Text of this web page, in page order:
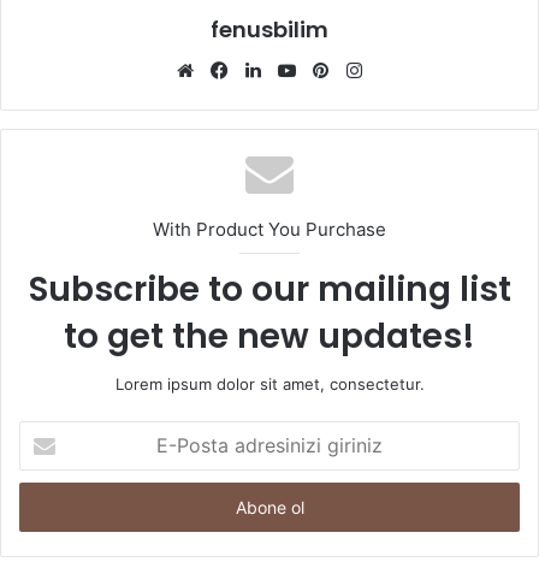
fenusbilim
Web
Facebook
LinkedInYouTubePinterest
With Product You Purchase
Subscribe to our mailing list
to get the new updates!
Lorem ipsum dolor sit amet, consectetur.
Posta
adresinizi